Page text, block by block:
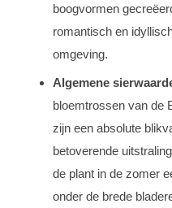
boogvormen
romantisch en
omgeving.
Algemene
bloemtrossen van de
zijn een absolute
betoverende
de plant in de zomer
onder de brede